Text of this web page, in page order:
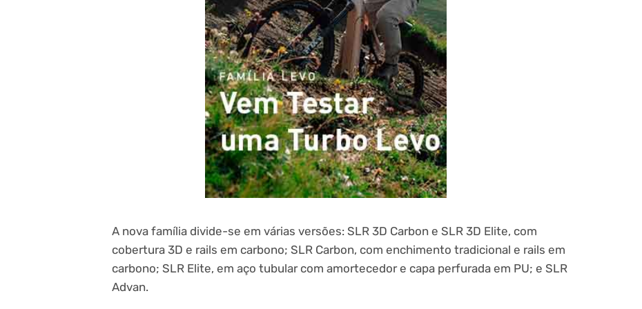
A nova família divide-se em várias versões: SLR 3D Carbon e SLR 3D Elite, com
cobertura 3D e rails em carbono; SLR Carbon, com enchimento tradicional e rails em
carbono; SLR Elite, em aço tubular com amortecedor e capa perfurada em PU; e SLR
Advan.